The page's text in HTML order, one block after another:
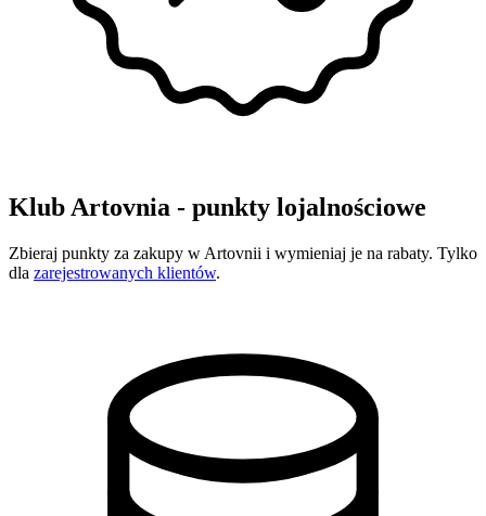
Klub Artovnia - punkty lojalnościowe
Zbieraj punkty za zakupy w Artovnii i wymieniaj je na rabaty. Tylko
dla zarejestrowanych klientów.